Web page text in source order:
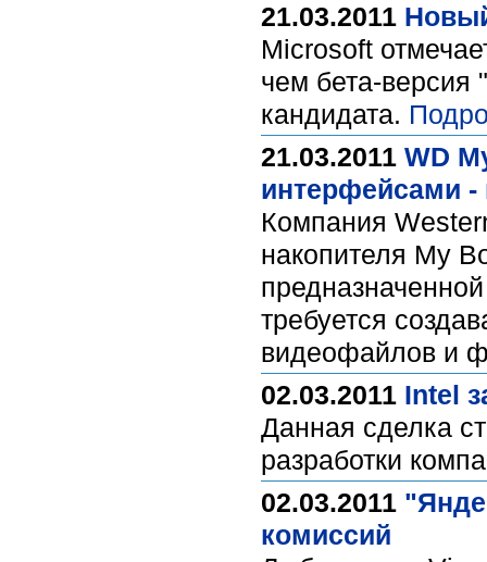
21.03.2011
Microsoft
чем бета-версия
кандидата.
21.03.2011 WD
интерфейсами -
Компания
накопителя My
требуется
видеофайлов и
02.03.2011 Intel
Данная сделка
разработки
02.03.2011
комиссий